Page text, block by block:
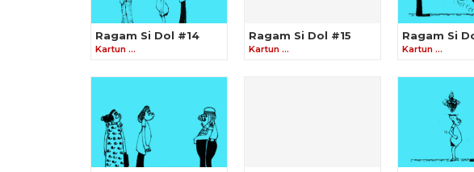
Ragam Si Dol #14
Kartun …
Ragam Si Dol #15
Kartun …
Ragam Si
Kartun …